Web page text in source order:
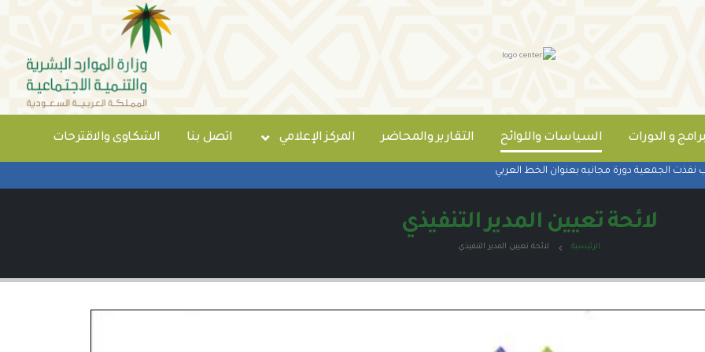
و الدورات السياسات واللوائح التقارير والمحاضر المركز الإعلامي اتصل بنا الشكاوى والاقترحات
الجمعية دورة مجانيه بعنوان الخط العربي
لائحة تعيين المدير التنفيذي
الرئيسية لائحة تعيين المدير التنفيذي